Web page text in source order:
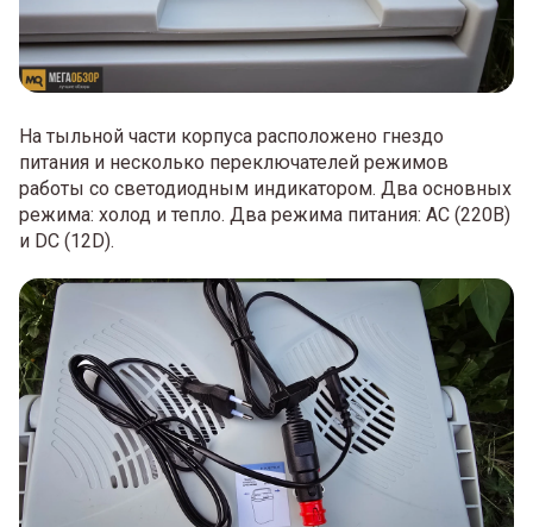
На тыльной части корпуса расположено гнездо
питания и несколько переключателей режимов
работы со светодиодным индикатором. Два основных
режима: холод и тепло. Два режима питания: AC (220В)
и DC (12D).